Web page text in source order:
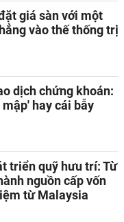
giá sàn với một
vào thế thống trị
dịch chứng khoán:
hay cái bẫy
triển quỹ hưu trí: Từ
nguồn cấp vốn
từ Malaysia